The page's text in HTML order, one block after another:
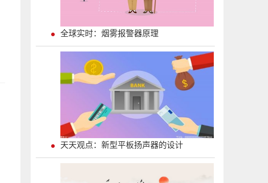
全球实时：烟雾报警器原理
天天观点：新型平板扬声器的设计